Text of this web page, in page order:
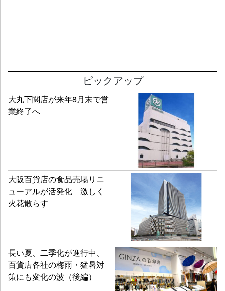
ピックアップ
大丸下関店が来年8月末で営
業終了へ
大阪百貨店の食品売場リニ
ューアルが活発化 激しく
火花散らす
長い夏、二季化が進行中、
百貨店各社の梅雨・猛暑対
策にも変化の波（後編）